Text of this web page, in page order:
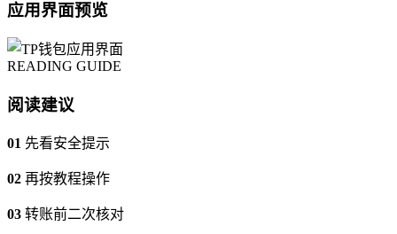
应用界面预览
READING GUIDE
阅读建议
01 先看安全提示
02 再按教程操作
03 转账前二次核对